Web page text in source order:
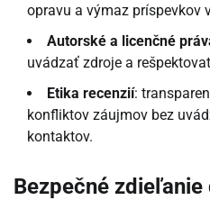
opravu a výmaz príspevkov
Autorské a licenčné
uvádzať zdroje a
Etika recenzií:
konfliktov záujmov bez
kontaktov.
Bezpečné